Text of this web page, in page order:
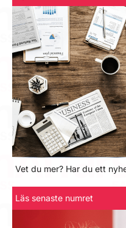
Vet du mer? Har du ett
Läs senaste numret